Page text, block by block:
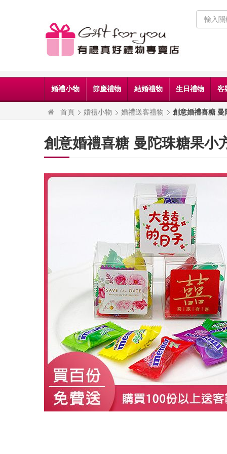
婚禮小物 節慶禮物 結婚禮物 生日禮物 客
首頁 婚禮小物 婚禮送客禮物 創意婚禮喜糖 曼
創意婚禮喜糖 曼陀珠糖果小